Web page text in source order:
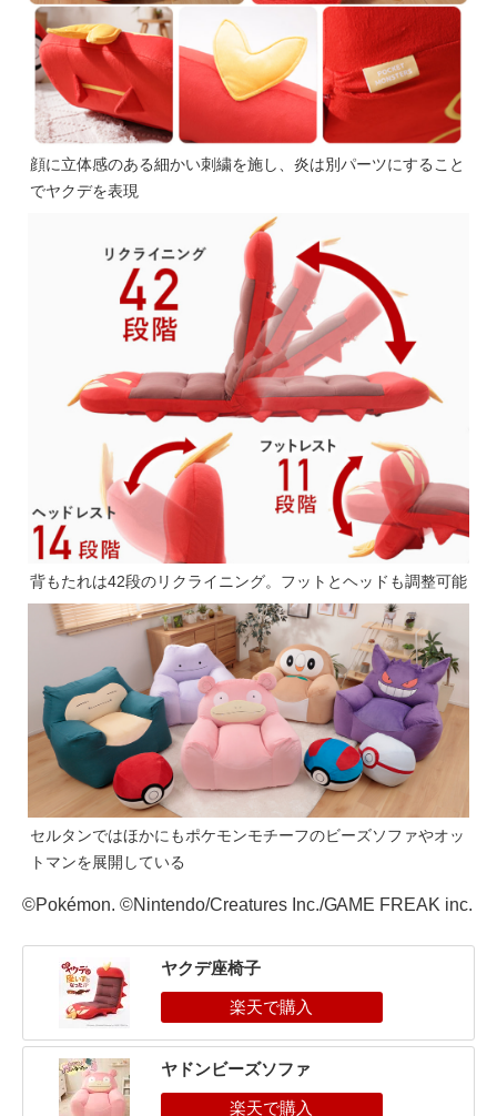
顔に立体感のある細かい刺繍を施し、炎は別パーツにすること
でヤクデを表現
背もたれは42段のリクライニング。フットとヘッドも調整可能
セルタンではほかにもポケモンモチーフのビーズソファやオッ
トマンを展開している
©Pokémon. ©Nintendo/Creatures Inc./GAME FREAK inc.
ヤクデ座椅子
ヤドンビーズソファ